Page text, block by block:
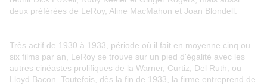
deux préférées de LeRoy, Aline MacMahon et Joan Blondell.
Très actif de 1930 à 1933, période où il fait en moyenne cinq ou
six films par an, LeRoy se trouve sur un pied d'égalité avec les
autres cinéastes prolifiques de la Warner, Curtiz, Del Ruth, ou
Lloyd Bacon. Toutefois, dès la fin de 1933, la firme entreprend de